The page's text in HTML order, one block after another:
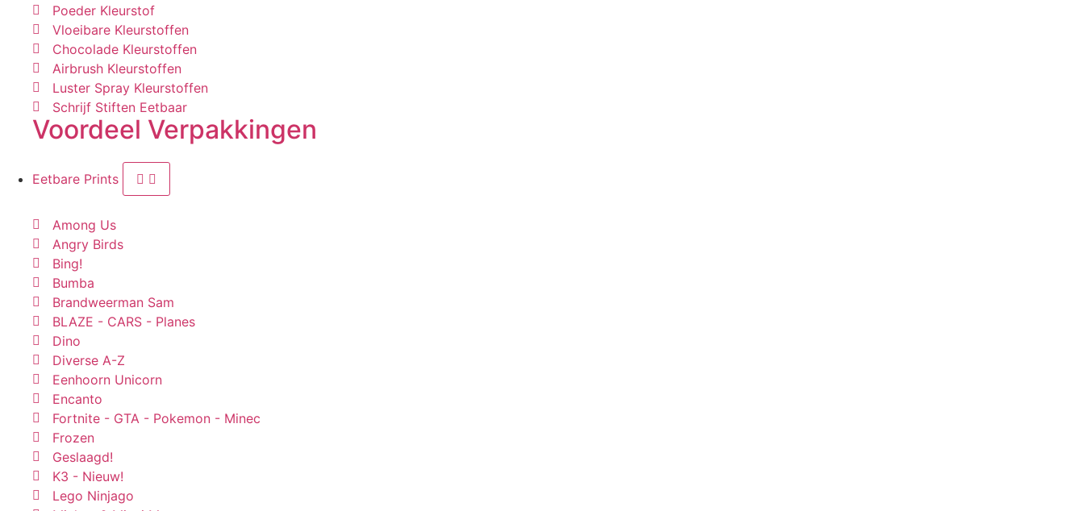
Poeder Kleurstof
Vloeibare Kleurstoffen
Chocolade Kleurstoffen
Airbrush Kleurstoffen
Luster Spray Kleurstoffen
Schrijf Stiften Eetbaar
Voordeel Verpakkingen
Eetbare Prints
Among Us
Angry Birds
Bing!
Bumba
Brandweerman Sam
BLAZE - CARS - Planes
Dino
Diverse A-Z
Eenhoorn Unicorn
Encanto
Fortnite - GTA - Pokemon - Minec
Frozen
Geslaagd!
K3 - Nieuw!
Lego Ninjago